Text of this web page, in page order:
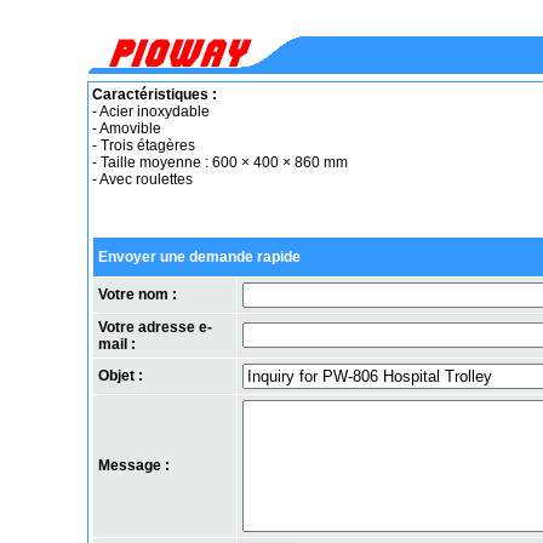
Caractéristiques :
- Acier inoxydable
- Amovible
- Trois étagères
- Taille moyenne : 600 × 400 × 860 mm
- Avec roulettes
Envoyer une demande rapide
Votre nom :
Votre adresse e-
mail :
Objet :
Message :